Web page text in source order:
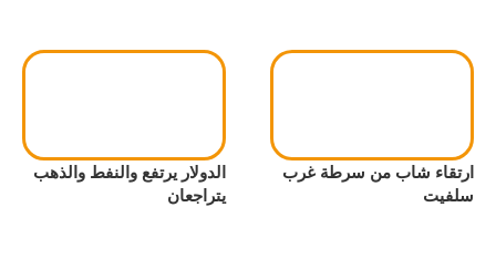
ارتقاء شاب من سرطة غرب
سلفيت
الدولار يرتفع والنفط والذهب
يتراجعان